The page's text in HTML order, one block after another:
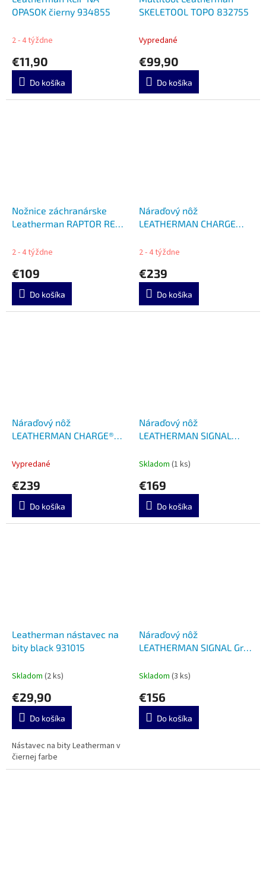
OPASOK čierny 934855
2 - 4 týždne
€11,90
Do košíka
SKELETOOL TOPO 832755
Vypredané
€99,90
Do košíka
Nožnice záchranárske
Leatherman RAPTOR RED
2 - 4 týždne
€109
Do košíka
Náraďový nôž
LEATHERMAN CHARGE
2 - 4 týždne
€239
Do košíka
Náraďový nôž
LEATHERMAN CHARGE®
832782
Vypredané
€239
Do košíka
Náraďový nôž
LEATHERMAN SIGNAL
Skladom (1 ks)
€169
Do košíka
Leatherman nástavec na
bity black 931015
Skladom (2 ks)
€29,90
Do košíka
Nástavec na bity Leatherman v
čiernej farbe
Náraďový nôž
LEATHERMAN SIGNAL Grey
Skladom (3 ks)
€156
Do košíka